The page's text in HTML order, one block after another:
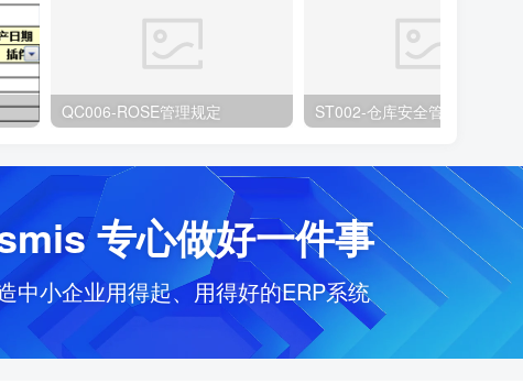
QC006-ROSE管理规定 ST002-仓库安全管理规定
专心做好一件事
中小企业用得起、用得好的ERP系统